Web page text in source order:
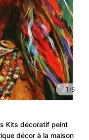
1/5
Kits décoratif peint
décor à la maison